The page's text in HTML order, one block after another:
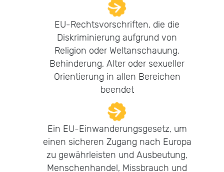
EU-Rechtsvorschriften, die die
Diskriminierung aufgrund von
Religion oder Weltanschauung,
Behinderung, Alter oder sexueller
Orientierung in allen Bereichen
beendet
Ein EU-Einwanderungsgesetz, um
einen sicheren Zugang nach Europa
zu gewährleisten und Ausbeutung,
Menschenhandel, Missbrauch und